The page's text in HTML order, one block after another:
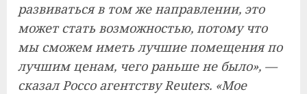
развиваться в том же направлении, это
может стать возможностью, потому что
мы сможем иметь лучшие помещения по
лучшим ценам, чего раньше не было», —
сказал Россо агентству Reuters. «Мое